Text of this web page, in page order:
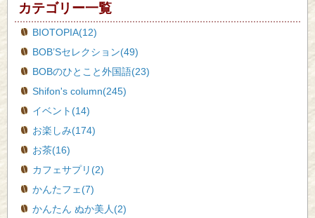
カテゴリー一覧
BIOTOPIA(12)
BOB’Sセレクション(49)
BOBのひとこと外国語(23)
Shifon's column(245)
イベント(14)
お楽しみ(174)
お茶(16)
カフェサプリ(2)
かんたフェ(7)
かんたん ぬか美人(2)